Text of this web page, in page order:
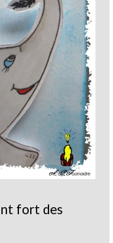
fort des